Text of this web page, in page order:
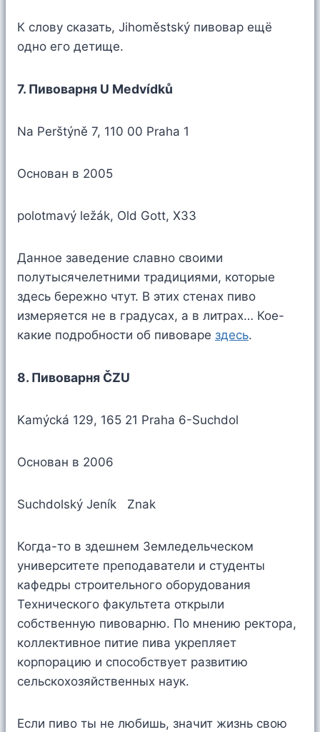
К слову сказать, Jihoměstský пивовар ещё
одно его детище.
7. Пивоварня U Medvídků
Na Perštýně 7, 110 00 Praha 1
Основан в 2005
polotmavý ležák, Old Gott, X33
Данное заведение славно своими
полутысячелетними традициями, которые
здесь бережно чтут. В этих стенах пиво
измеряется не в градусах, а в литрах… Кое-
какие подробности об пивоваре здесь.
8. Пивоварня ČZU
Kamýcká 129, 165 21 Praha 6-Suchdol
Основан в 2006
Suchdolský Jeník Znak
Когда-то в здешнем Земледельческом
университете преподаватели и студенты
кафедры строительного оборудования
Технического факультета открыли
собственную пивоварню. По мнению ректора,
коллективное питие пива укрепляет
корпорацию и способствует развитию
сельскохозяйственных наук.
Если пиво ты не любишь, значит жизнь свою